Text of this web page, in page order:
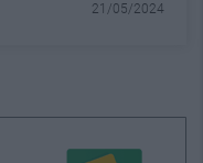
21/05/2024